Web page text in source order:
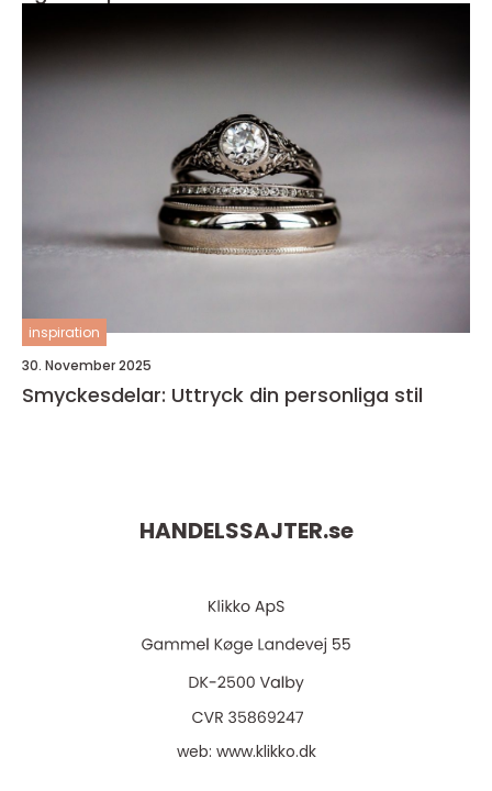
inspiration
30. November 2025
Smyckesdelar: Uttryck din personliga stil
HANDELSSAJTER.se
web: www.klikko.dk